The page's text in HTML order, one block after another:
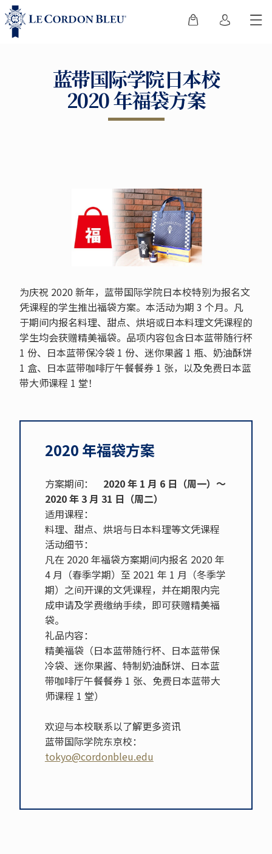
蓝带国际学院日本校
2020 年福袋方案
为庆祝 2020 新年，蓝带国际学院日本校特别为报名文
凭课程的学生推出福袋方案。本活动为期 3 个月。凡
于期间内报名料理、甜点、烘培或日本料理文凭课程的
学生均会获赠精美福袋。品项内容包含日本蓝带随行杯
1 份、日本蓝带保冷袋 1 份、迷你果酱 1 瓶、奶油酥饼
1 盒、日本蓝带咖啡厅午餐餐券 1 张，以及免费日本蓝
带大师课程 1 堂！
2020 年福袋方案
方案期间： 2020 年 1 月 6 日（周一）～
2020 年 3 月 31 日（周二）
适用课程：
料理、甜点、烘培与日本料理等文凭课程
活动细节：
凡在 2020 年福袋方案期间内报名 2020 年
4 月（春季学期）至 2021 年 1 月（冬季学
期）之间开课的文凭课程，并在期限内完
成申请及学费缴纳手续，即可获赠精美福
袋。
礼品内容：
精美福袋（日本蓝带随行杯、日本蓝带保
冷袋、迷你果酱、特制奶油酥饼、日本蓝
带咖啡厅午餐餐券 1 张、免费日本蓝带大
师课程 1 堂）
欢迎与本校联系以了解更多资讯
蓝带国际学院东京校：
tokyo@cordonbleu.edu